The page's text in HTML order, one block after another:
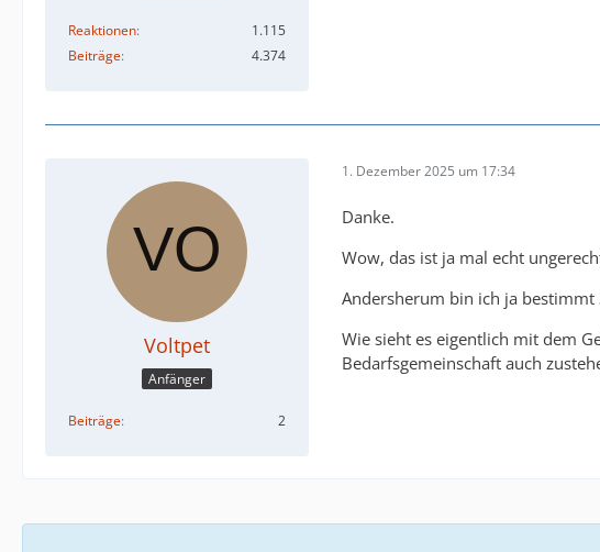
Reaktionen
1.115
Beiträge
4.374
Voltpet
Anfänger
Beiträge 2
1. Dezember 2025 um 17:34
Danke.
Wow, das ist ja mal echt
Andersherum bin ich ja bestimmt
Wie sieht es eigentlich mit dem
Bedarfsgemeinschaft auch